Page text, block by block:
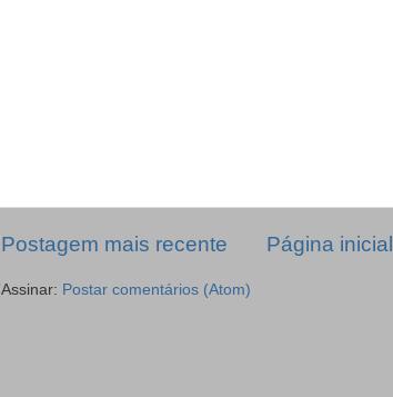
Postagem mais recente Página inicial
Assinar: Postar comentários (Atom)